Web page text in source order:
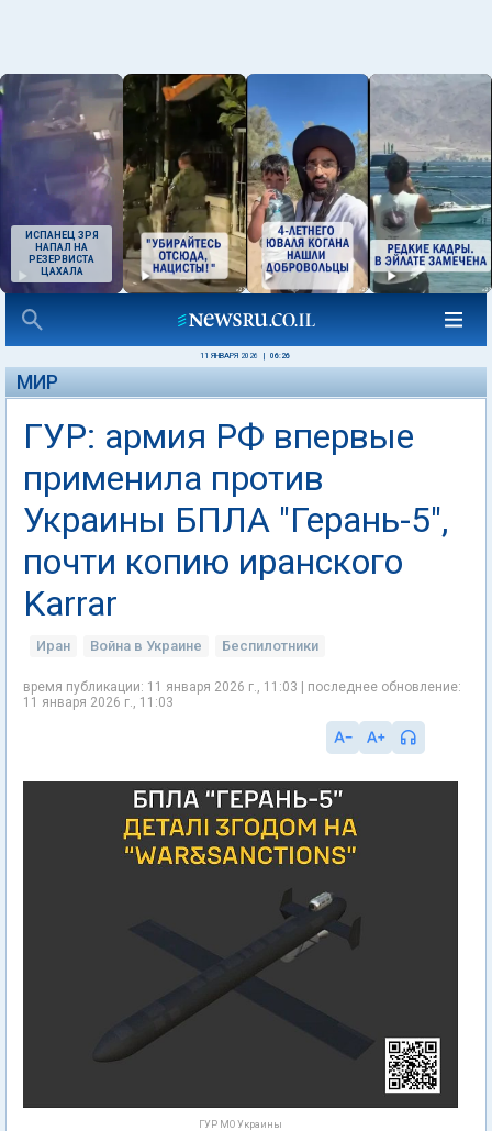
ИСПАНЕЦ ЗРЯ
НАПАЛ НА
РЕЗЕРВИСТА
ЦАХАЛА
11 ЯНВАРЯ 2026 06:26
МИР
ГУР: армия РФ впервые
применила против
Украины БПЛА "Герань-5",
почти копию иранского
Karrar
Иран Война в Украине Беспилотники
время публикации: 11 января 2026 г., 11:03 | последнее обновление:
11 января 2026 г., 11:03
ГУР МО Украины